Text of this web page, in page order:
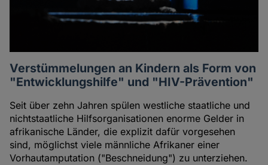
Verstümmelungen an Kindern als Form von
"Entwicklungshilfe" und "HIV-Prävention"
Seit über zehn Jahren spülen westliche staatliche und
nichtstaatliche Hilfsorganisationen enorme Gelder in
afrikanische Länder, die explizit dafür vorgesehen
sind, möglichst viele männliche Afrikaner einer
Vorhautamputation ("Beschneidung") zu unterziehen.